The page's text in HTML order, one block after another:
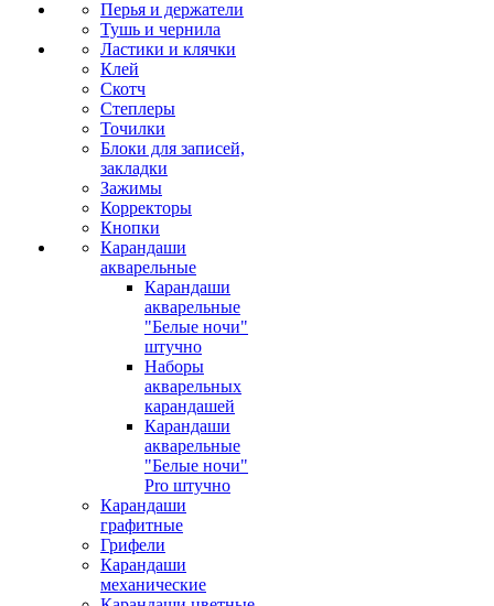
Перья и держатели
Тушь и чернила
Ластики и клячки
Клей
Скотч
Степлеры
Точилки
Блоки для записей,
закладки
Зажимы
Корректоры
Кнопки
Карандаши
акварельные
Карандаши
акварельные
"Белые ночи"
штучно
Наборы
акварельных
карандашей
Карандаши
акварельные
"Белые ночи"
Pro штучно
Карандаши
графитные
Грифели
Карандаши
механические